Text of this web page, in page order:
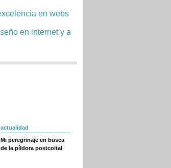
actualidad
Mi peregrinaje en busca
de la píldora postcoital